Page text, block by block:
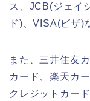
ス、JCB(ジェイ
ド)、VISA(ビザ)
また、三井住友
カード、楽天カ
クレジットカー